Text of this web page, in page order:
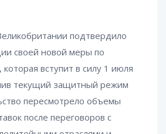
подтвердило
своей новой меры по
которая вступит в силу 1 июля
текущий защитный режим
пересмотрело объемы
после переговоров с